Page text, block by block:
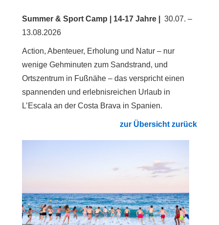
Summer & Sport Camp | 14-17 Jahre | 30.07. –
13.08.2026
Action, Abenteuer, Erholung und Natur – nur
wenige Gehminuten zum Sandstrand, und
Ortszentrum in Fußnähe – das verspricht einen
spannenden und erlebnisreichen Urlaub in
L’Escala an der Costa Brava in Spanien.
zur Übersicht zurück